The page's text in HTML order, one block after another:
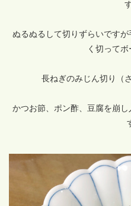
ぬるぬるして切りずらいです
く切ってボ
長ねぎのみじん切り（
かつお節、ポン酢、豆腐を崩